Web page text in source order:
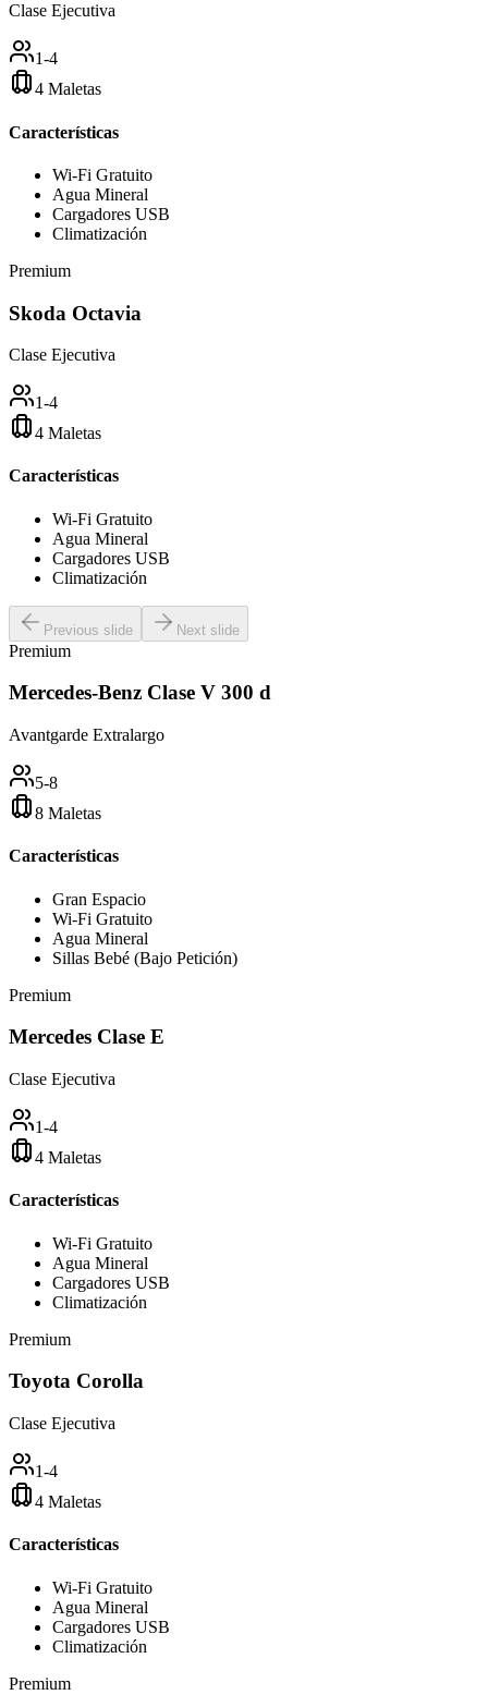
Clase Ejecutiva
1-4
4 Maletas
Características
Wi-Fi Gratuito
Agua Mineral
Cargadores USB
Climatización
Premium
Skoda Octavia
Clase Ejecutiva
1-4
4 Maletas
Características
Wi-Fi Gratuito
Agua Mineral
Cargadores USB
Climatización
Previous slide Next slide
Premium
Mercedes-Benz Clase V 300 d
Avantgarde Extralargo
5-8
8 Maletas
Características
Gran Espacio
Wi-Fi Gratuito
Agua Mineral
Sillas Bebé (Bajo Petición)
Premium
Mercedes Clase E
Clase Ejecutiva
1-4
4 Maletas
Características
Wi-Fi Gratuito
Agua Mineral
Cargadores USB
Climatización
Premium
Toyota Corolla
Clase Ejecutiva
1-4
4 Maletas
Características
Wi-Fi Gratuito
Agua Mineral
Cargadores USB
Climatización
Premium